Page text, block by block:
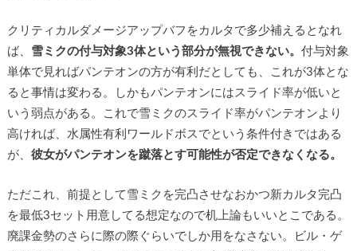
クリティカルダメージアップバフをカルタで多少補えるとなれ
ば、 雪ミクの付与対象3体という部分が無視できない。 付与対象
単体で見ればパンテオンの方が有利だとしても、これが3体とな
ると事情は変わる。しかもパンテオンにはスライド率が低いと
いう弱点がある。これで雪ミクのスライド率がパンテオンより
高ければ、水属性有利ワールドボスでという条件付きではある
が、 彼女がパンテオンを蹴落とす可能性が否定できなくなる。
ただこれ、前提として雪ミクを完凸させなおかつ新カルタ完凸
を最低3セット用意してる想定なので机上論もいいとこである。
廃課金勢のさらに際の際ぐらいでしか用をなさない。ビル・ゲ